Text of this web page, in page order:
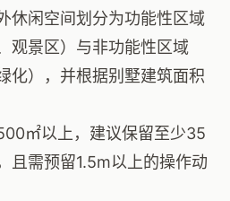
休闲空间划分为功能性区域
观景区）与非功能性区域
化），并根据别墅建筑面积
㎡以上，建议保留至少35
且需预留1.5m以上的操作动